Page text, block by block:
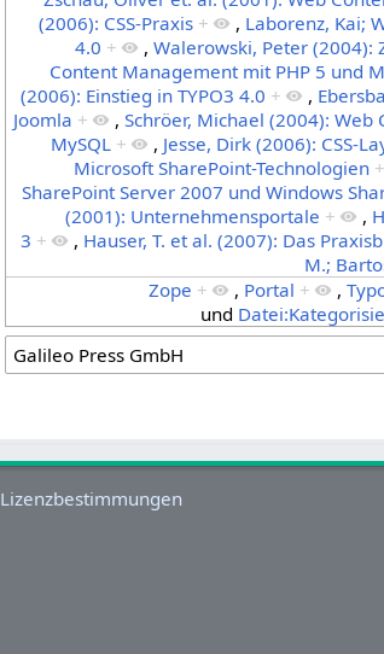
(2006): CSS-Praxis + , Laborenz, Kai;
4.0 + ,Walerowski, Peter (2004):
Content Management mit PHP 5 und
(2006): Einstieg in TYPO3 4.0 + ,
Joomla + ,Schröer, Michael (2004):
MySQL + , Jesse, Dirk (2006): CSS-
Microsoft SharePoint-Technologien +
SharePoint Server 2007 und Windows
(2001): Unternehmensportale + ,
3 + , Hauser, T. et al. (2007): Das
M.;
Zope + , Portal + ,
und
Lizenzbestimmungen